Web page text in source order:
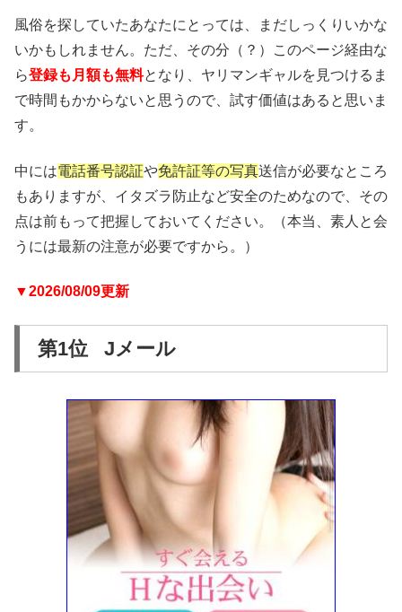
風俗を探していたあなたにとっては、まだしっくりいかな
いかもしれません。ただ、その分（？）このページ経由な
ら登録も月額も無料となり、ヤリマンギャルを見つけるま
で時間もかからないと思うので、試す価値はあると思いま
す。
中には電話番号認証や免許証等の写真送信が必要なところ
もありますが、イタズラ防止など安全のためなので、その
点は前もって把握しておいてください。（本当、素人と会
うには最新の注意が必要ですから。）
▼2026/08/09更新
第1位 Jメール